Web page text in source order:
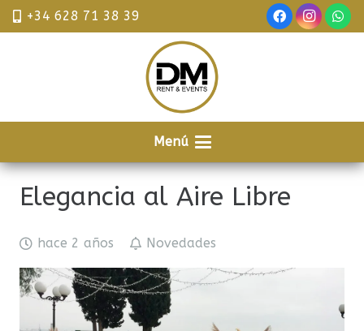
+34 628 71 38 39
Menú
Elegancia al Aire Libre
hace 2 años Novedades